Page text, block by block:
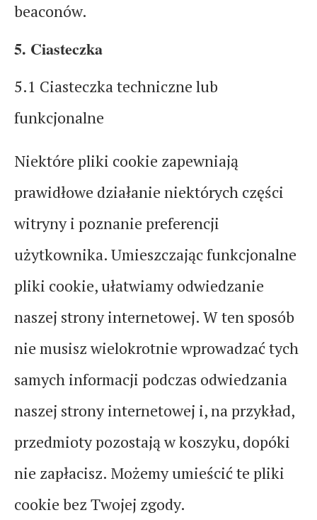
beaconów.
5. Ciasteczka
5.1 Ciasteczka techniczne lub
funkcjonalne
Niektóre pliki cookie zapewniają
prawidłowe działanie niektórych części
witryny i poznanie preferencji
użytkownika. Umieszczając funkcjonalne
pliki cookie, ułatwiamy odwiedzanie
naszej strony internetowej. W ten sposób
nie musisz wielokrotnie wprowadzać tych
samych informacji podczas odwiedzania
naszej strony internetowej i, na przykład,
przedmioty pozostają w koszyku, dopóki
nie zapłacisz. Możemy umieścić te pliki
cookie bez Twojej zgody.